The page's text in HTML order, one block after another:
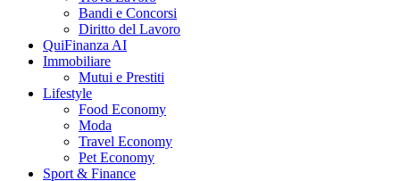
Bandi e Concorsi
Diritto del Lavoro
QuiFinanza AI
Immobiliare
Mutui e Prestiti
Lifestyle
Food Economy
Moda
Travel Economy
Pet Economy
Sport & Finance